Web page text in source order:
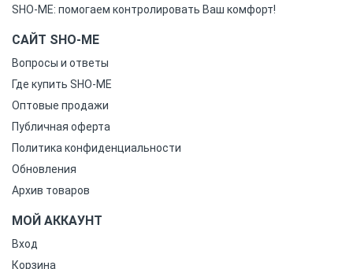
SHO-ME: помогаем контролировать Ваш комфорт!
САЙТ SHO-ME
Вопросы и ответы
Где купить SHO-ME
Оптовые продажи
Публичная оферта
Политика конфиденциальности
Обновления
Архив товаров
МОЙ АККАУНТ
Вход
Корзина